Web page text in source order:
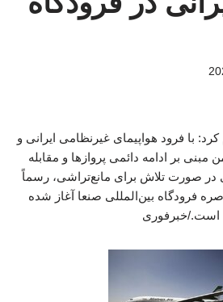
با فرود هواپیمای غیرنظامی ایرانی و
مبنی بر ادامه دائمی پروازها و مقابله
صورت تلاش برای مانع‌تراشی، رسماً
فرودگاه بین‌المللی صنعا آغاز شده
است./خبرفوری